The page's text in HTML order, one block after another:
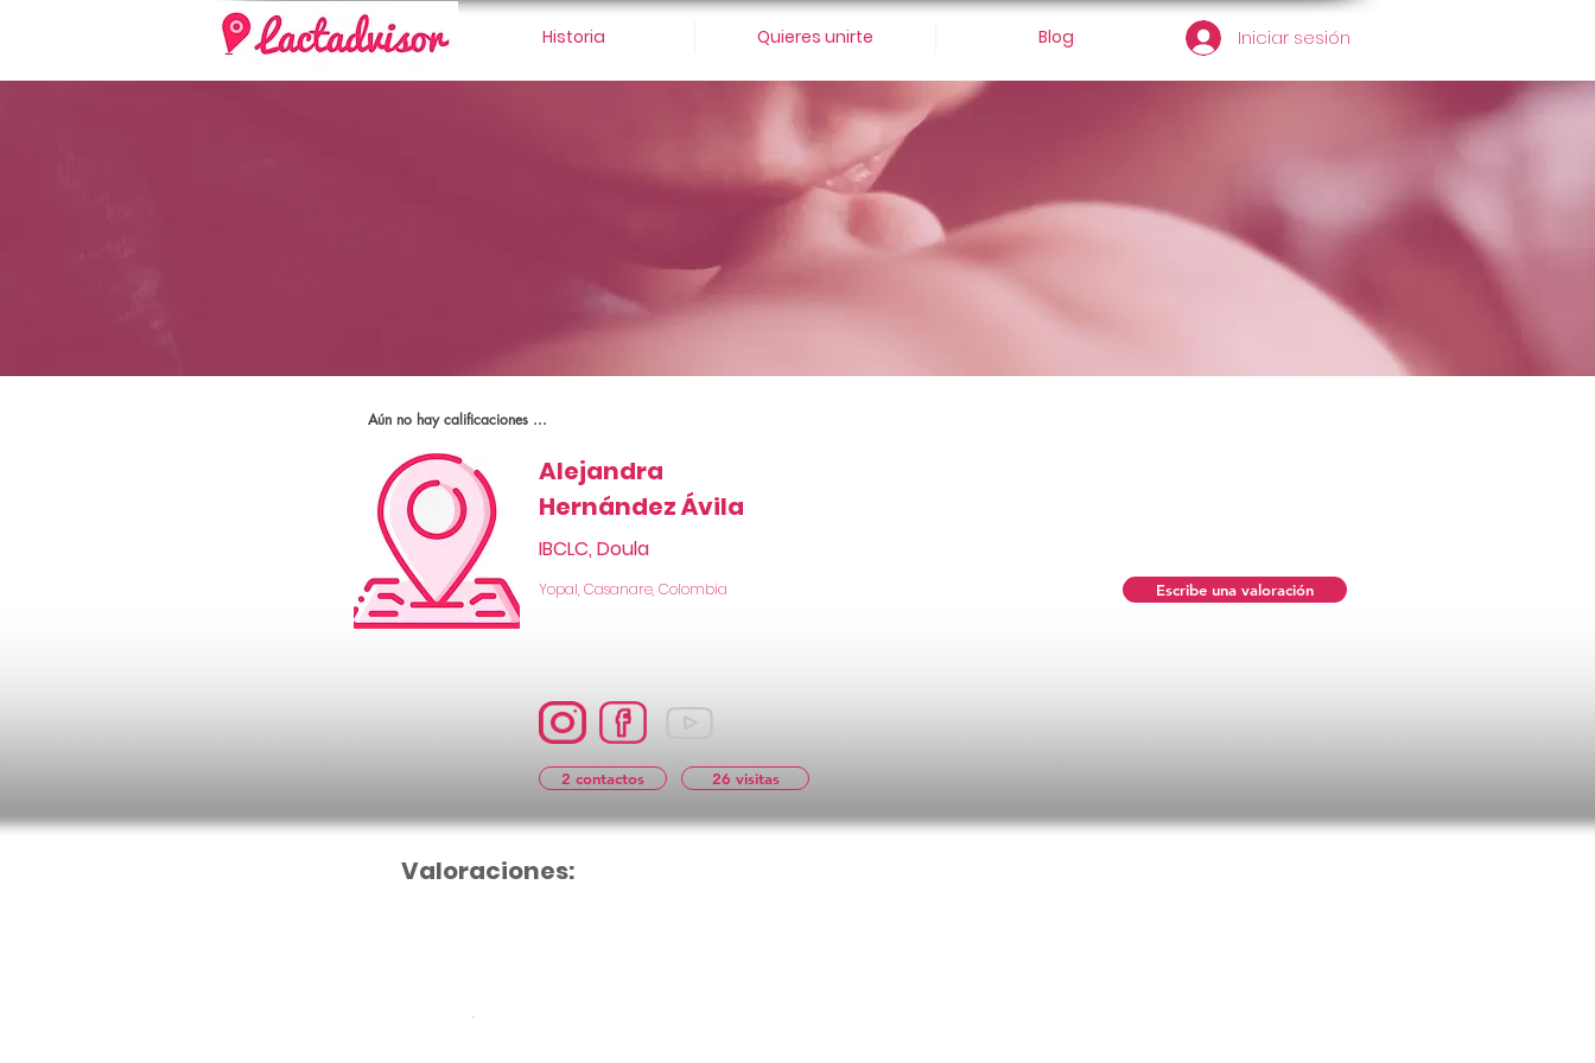
Iniciar sesión
Historia Quieres unirte Blog
Aún no hay calificaciones ...
Alejandra
Hernández Ávila
IBCLC, Doula
Yopal, Casanare, Colombia
2 contactos 26 visitas
Escribe una valoración
Valoraciones: